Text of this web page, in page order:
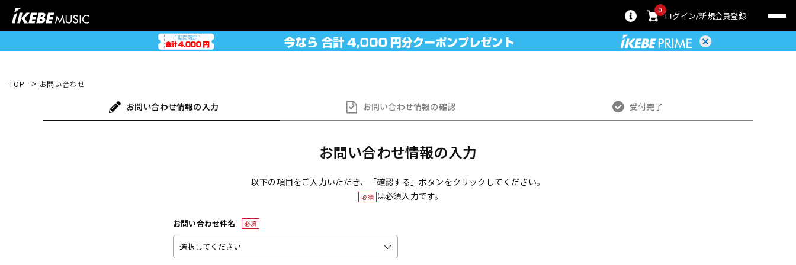
0
ログイン 新規会員登録
TOP お問い合わせ
お問い合わせ情報の入力 お問い合わせ情報の確認 受付完了
お問い合わせ情報の入力
以下の項目をご入力いただき、「確認する」ボタンをクリックしてください。
必須 は必須入力です。
お問い合わせ件名 必須